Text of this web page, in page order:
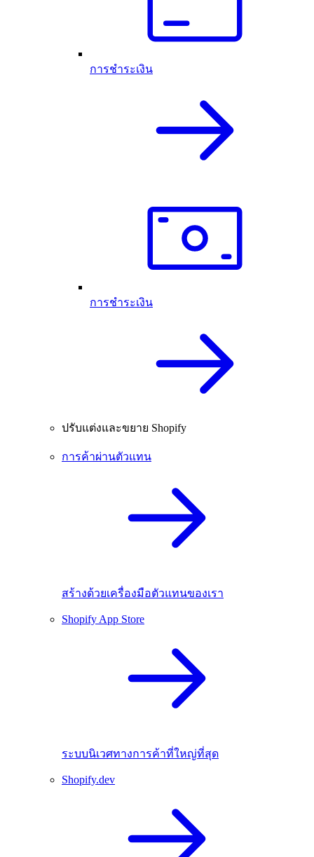
การชำระเงิน
การชำระเงิน
ปรับแต่งและขยาย Shopify
การค้าผ่านตัวแทน
สร้างด้วยเครื่องมือตัวแทนของเรา
Shopify App Store
ระบบนิเวศทางการค้าที่ใหญ่ที่สุด
Shopify.dev